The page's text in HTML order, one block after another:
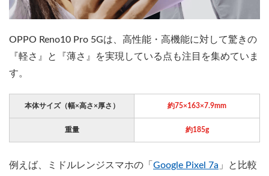
OPPO Reno10 Pro 5Gは、高性能・高機能に対して驚きの
『軽さ』と『薄さ』を実現している点も注目を集めていま
す。
本体サイズ（幅×高さ×厚さ） 約75×163×7.9mm
重量 約185g
例えば、ミドルレンジスマホの「 Google Pixel 7a 」と比較